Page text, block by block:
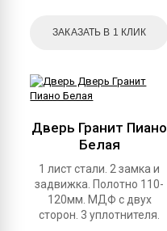
ЗАКАЗАТЬ В 1 КЛИК
Дверь Гранит Пиано
Белая
1 лист стали. 2 замка и
задвижка. Полотно 110-
120мм. МДФ с двух
сторон. 3 уплотнителя.